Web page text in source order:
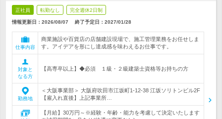
正社員 転勤なし 完全週休2日制
情報更新日：2026/08/07 終了予定日： 2027/01/28
仕事内容
商業施設や百貨店の店舗建設現場で、施工管理業務をお任せしま
す。アイデアを形にし達成感を味わえるお仕事です。
対象と
なる方
【高専卒以上】◆必須 １級・２級建築士資格等お持ちの方
勤務地
＜大阪事業部＞ 大阪府吹田市江坂町1-12-38 江坂ソリトンビル2F
【雇入れ直後】上記事業所…
【月給】30万円～※経験・年齢・能力を考慮して決定いたします